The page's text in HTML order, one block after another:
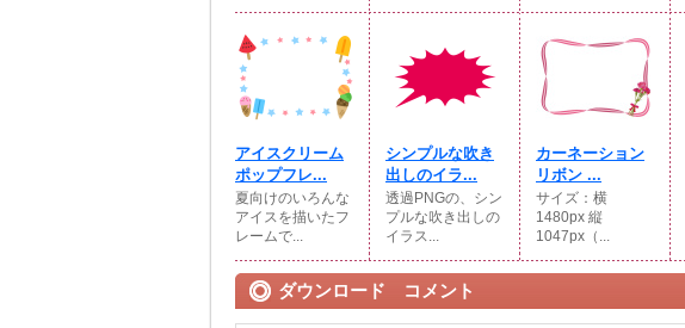
アイスクリーム
ポップフレ...
夏向けのいろんな
アイスを描いたフ
レームで...
シンプルな吹き
出しのイラ...
透過PNGの、シン
プルな吹き出しの
イラス...
カーネーション
リボン ...
サイズ：横
1480px 縦
1047px（...
ダウンロード コメント